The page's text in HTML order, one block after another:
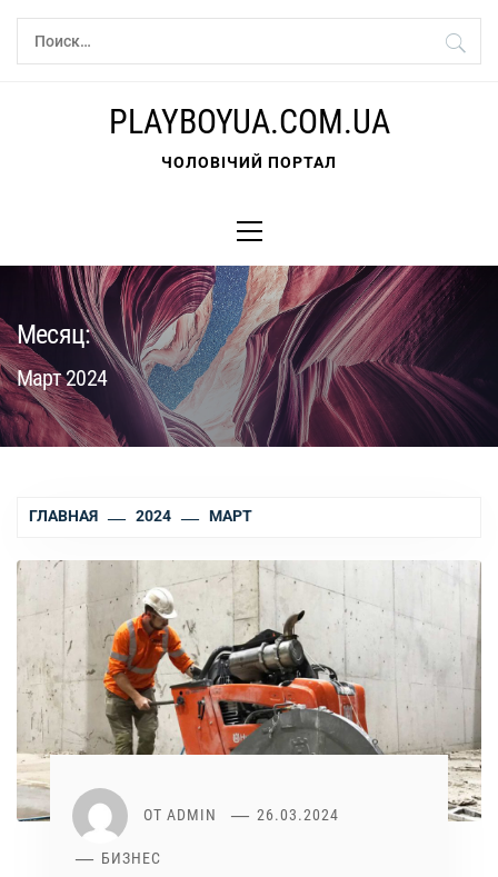
Перейти
Найти:
PLAYBOYUA.COM.UA
ЧОЛОВІЧИЙ ПОРТАЛ
меню
Месяц:
Март 2024
ГЛАВНАЯ 2024 МАРТ
ОТ ADMIN 26.03.2024
БИЗНЕС